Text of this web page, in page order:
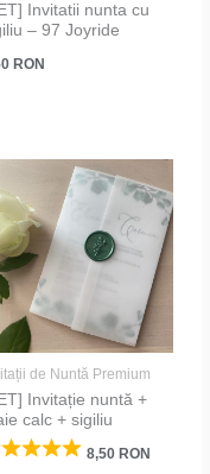
Invitatii nunta cu
– 97 Joyride
RON
de Nuntă Premium
Invitație nuntă +
calc + sigiliu
8,50 RON